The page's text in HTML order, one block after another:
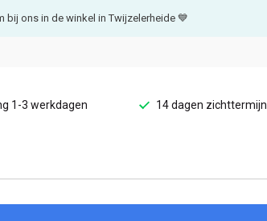
bij ons in de winkel in Twijzelerheide 💙
1-3 werkdagen 14 dagen zichttermijn